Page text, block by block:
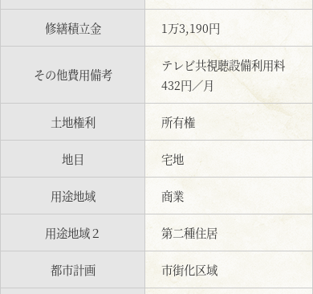
修繕積立金 1万3,190円
その他費用備考
テレビ共視聴設備利用料
432円／月
土地権利 所有権
地目 宅地
用途地域 商業
用途地域２ 第二種住居
都市計画 市街化区域